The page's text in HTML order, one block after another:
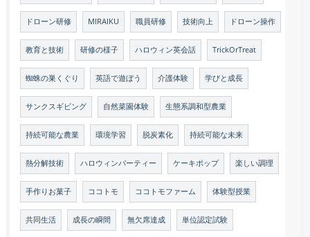
ドローン研修 MIRAIKU 職員研修 技術向上 ドローン操作
教育と技術 研修の様子 ハロウィン英会話 TrickOrTreat
蜘蛛の巣くぐり 英語で遊ぼう 介護体験 学びと成長
サンクスギビング 自然菜園体験 生態系調和型農業
持続可能な農業 環境学習 脱炭素化 持続可能な未来
熱分解技術 ハロウィンパーティー ケーキポップ 楽しい調理
手作りお菓子 ココトモ ココトモファーム 体験型授業
共同生活 成長の瞬間 無欠席達成 単位認定試験